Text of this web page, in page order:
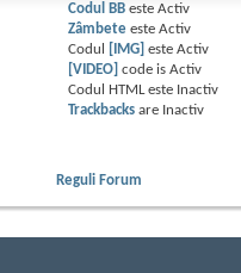
Codul BB esteActiv
Zâmbete esteActiv
Codul
[IMG] esteActiv
[VIDEO] code isActiv
Codul HTML este Inactiv
Trackbacks are Inactiv
Reguli Forum